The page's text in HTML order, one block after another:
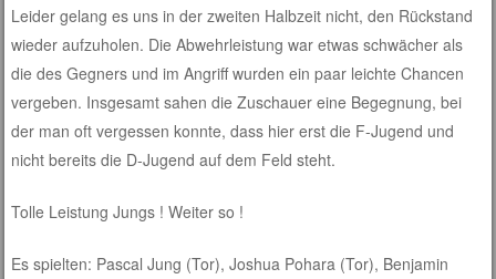
Leider gelang es uns in der zweiten Halbzeit nicht, den Rückstand
wieder aufzuholen. Die Abwehrleistung war etwas schwächer als
die des Gegners und im Angriff wurden ein paar leichte Chancen
vergeben. Insgesamt sahen die Zuschauer eine Begegnung, bei
der man oft vergessen konnte, dass hier erst die F-Jugend und
nicht bereits die D-Jugend auf dem Feld steht.
Tolle Leistung Jungs ! Weiter so !
Es spielten: Pascal Jung (Tor), Joshua Pohara (Tor), Benjamin